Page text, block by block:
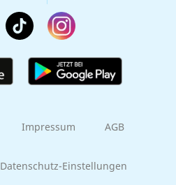
Impressum AGB
Datenschutz-Einstellungen